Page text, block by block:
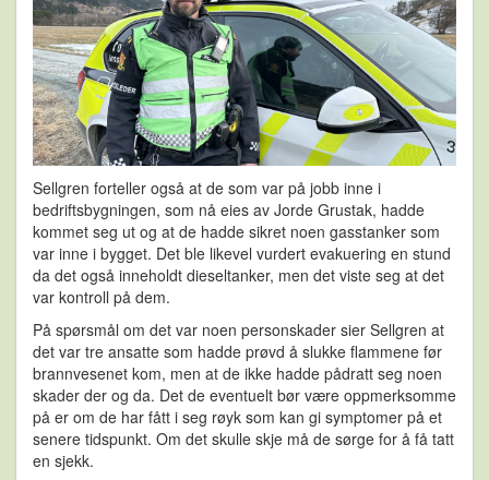
Sellgren forteller også at de som var på jobb inne i
bedriftsbygningen, som nå eies av Jorde Grustak, hadde
kommet seg ut og at de hadde sikret noen gasstanker som
var inne i bygget. Det ble likevel vurdert evakuering en stund
da det også inneholdt dieseltanker, men det viste seg at det
var kontroll på dem.
På spørsmål om det var noen personskader sier Sellgren at
det var tre ansatte som hadde prøvd å slukke flammene før
brannvesenet kom, men at de ikke hadde pådratt seg noen
skader der og da. Det de eventuelt bør være oppmerksomme
på er om de har fått i seg røyk som kan gi symptomer på et
senere tidspunkt. Om det skulle skje må de sørge for å få tatt
en sjekk.